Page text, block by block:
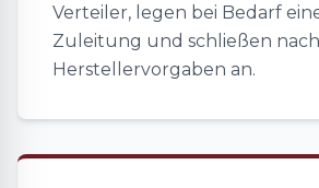
Verteiler, legen bei Bedarf
Zuleitung und schließen nach
Herstellervorgaben an.